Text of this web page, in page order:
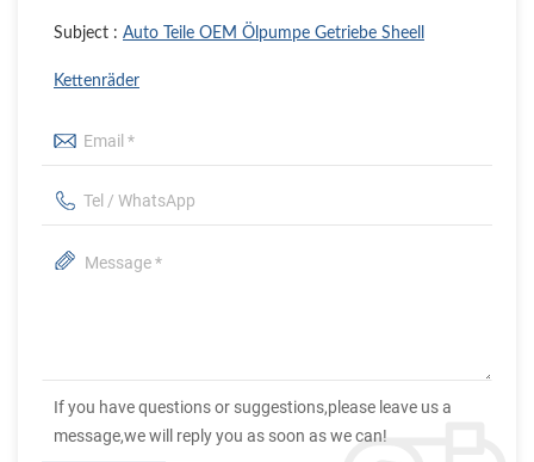
Subject : Auto Teile OEM Ölpumpe Getriebe Sheell
Kettenräder
If you have questions or suggestions,please leave us a
message,we will reply you as soon as we can!